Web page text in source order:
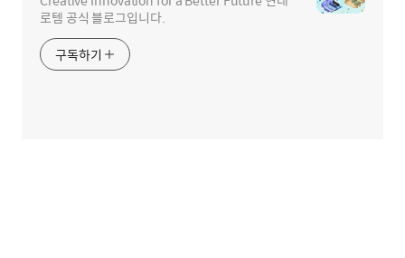
로템 공식 블로그입니다.
구독하기